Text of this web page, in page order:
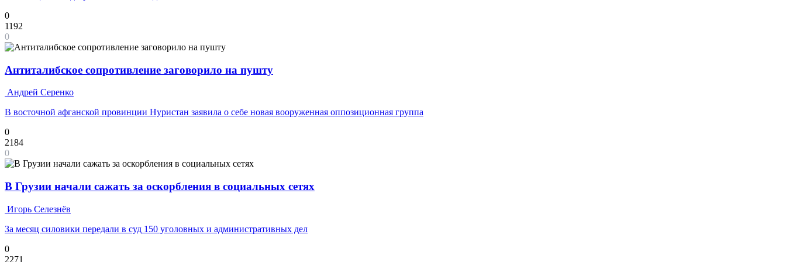
0
1192
0
Антиталибское сопротивление заговорило на пушту
Андрей Серенко
В восточной афганской провинции Нуристан заявила о себе новая вооруженная оппозиционная группа
0
2184
0
В Грузии начали сажать за оскорбления в социальных сетях
Игорь Селезнёв
За месяц силовики передали в суд 150 уголовных и административных дел
0
2271